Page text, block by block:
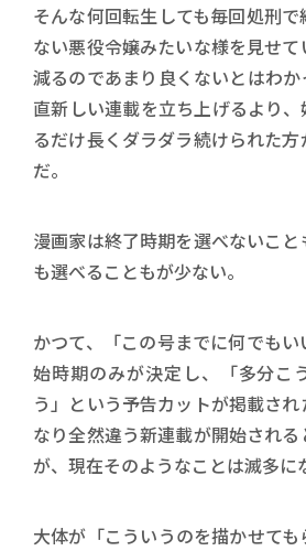
そんな何回転生しても毎回処刑
ない悪役令嬢みたいな様を見せ
減るのであまり良くないとはわ
直新しい連載を立ち上げるより
るだけ長くダラダラ続けられた
だ。
漫画家は終了時期を選べないこ
も選べることもが少ない。
かつて、「この号までに何でも
始時期のみが決定し、「多分こ
う」という予告カットが掲載さ
なり全然違う新連載が開始され
が、現在そのようなことは滅多に
大体が「こういうのを描かせて